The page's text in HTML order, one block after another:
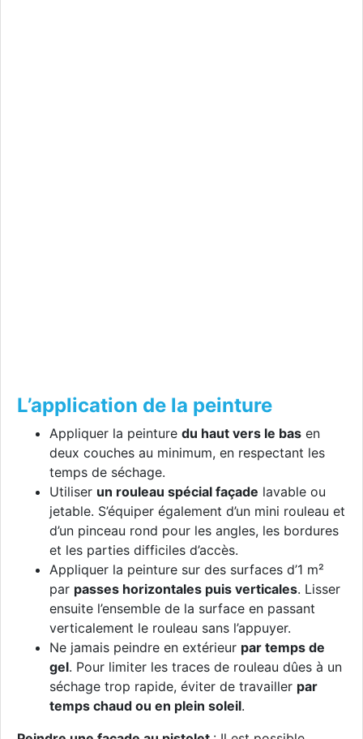
L’application de la peinture
Appliquer la peinture du haut vers le bas en
deux couches au minimum, en respectant les
temps de séchage.
Utiliser un rouleau spécial façade lavable ou
jetable. S’équiper également d’un mini rouleau et
d’un pinceau rond pour les angles, les bordures
et les parties difficiles d’accès.
Appliquer la peinture sur des surfaces d’1 m²
par passes horizontales puis verticales. Lisser
ensuite l’ensemble de la surface en passant
verticalement le rouleau sans l’appuyer.
Ne jamais peindre en extérieur par temps de
gel. Pour limiter les traces de rouleau dûes à un
séchage trop rapide, éviter de travailler par
temps chaud ou en plein soleil.